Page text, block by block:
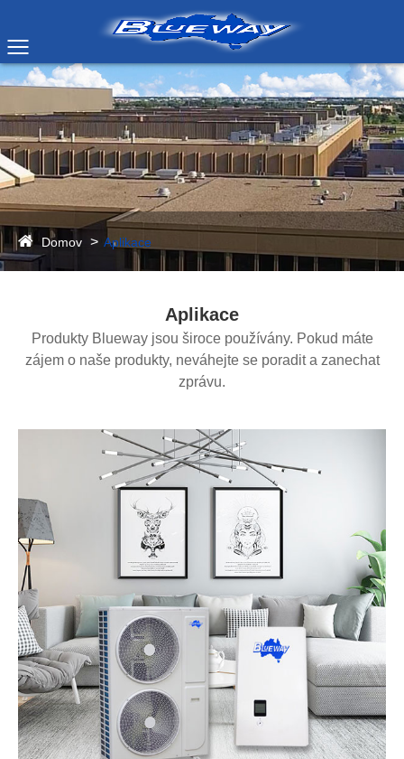
Domov Aplikace
Aplikace
Produkty Blueway jsou široce používány. Pokud máte
zájem o naše produkty, neváhejte se poradit a zanechat
zprávu.